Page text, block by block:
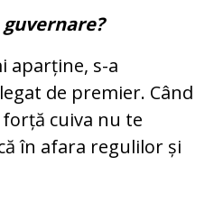
guvernare?
aparține, s-a
de premier. Când
cuiva nu te
în afara regulilor și